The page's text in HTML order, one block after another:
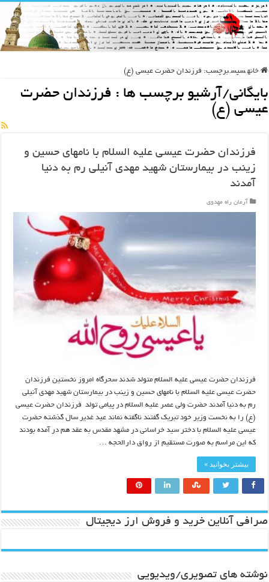
خانه سپس برچسب: فرزندان حضرت عیسی (ع)
بایگانی/آرشیو برچسب ها : فرزندان حضرت
عیسی (ع)
فرزندان حضرت عیسی علیه السلام با نامهای حسین و
زینب در بیمارستان شهید مهدی آنیلی رم به دنیا
آمدند
آرمان راه مهدوی
فرزندان حضرت عیسی علیه السلام متولد شدند سحرگاه امروز نخستین فرزندان
حضرت عیسی علیه السلام با نامهای حسین و زینب در بیمارستان شهید مهدی آنیلی
رم به دنیا آمدند حضرت ولی عصر علیه السلام در پیامی تولد فرزندان حضرت عیسی
(ع) را به نخست وزیر خود تبریک گفتند ناگفته نماند عید غدیر سال گذشته حضرت
عیسی علیه السلام با دختر سید خراسانی در مشهد مقدس به عقد هم در آمده بودند
که این مراسم به صورت مستقیم از رواق دارالحجه …
بیشتر بخوانید »
صرافی آنلاین خرید و فروش ارز دیجیتال
نوشته های تصویری/ویدیویی